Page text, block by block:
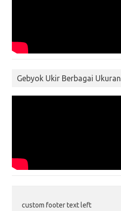
Gebyok Ukir Berbagai Ukuran
custom footer text left